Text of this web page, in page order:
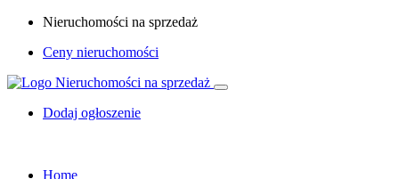
Nieruchomości na sprzedaż
Ceny nieruchomości
Dodaj ogłoszenie
Home